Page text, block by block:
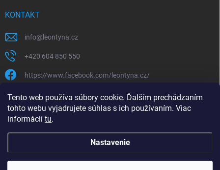
Tento web používa súbory cookie. Ďalším prechádzaním
tohto webu vyjadrujete súhlas s ich používaním. Viac
informácií tu.
Nastavenie
KONTAKT
info@ leontyna.cz
+420 604 850 550
https://www.facebook.com/leontyna.cz/
leontyna.cz
@leontyna.cz